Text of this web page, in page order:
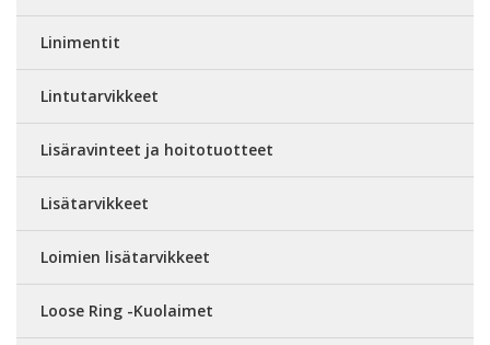
Linimentit
Lintutarvikkeet
Lisäravinteet ja hoitotuotteet
Lisätarvikkeet
Loimien lisätarvikkeet
Loose Ring -Kuolaimet